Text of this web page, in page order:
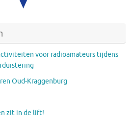
voor radioamateurs tijdens
Oud-Kraggenburg
zit in de lift!